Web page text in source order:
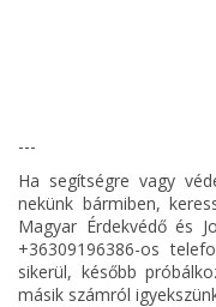
---
Ha segítségre vagy
nekünk bármiben,
Magyar Érdekvédő és
+36309196386-os
sikerül, később
másik számról